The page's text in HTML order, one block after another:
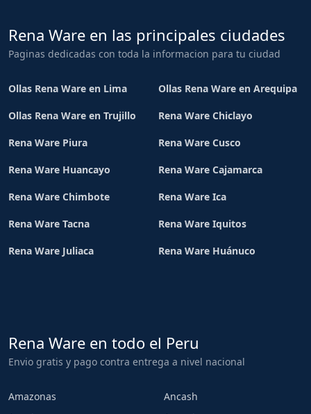
Rena Ware en las principales ciudades
Paginas dedicadas con toda la informacion para tu ciudad
Ollas Rena Ware en Lima Ollas Rena Ware en Arequipa
Ollas Rena Ware en Trujillo Rena Ware Chiclayo
Rena Ware Piura Rena Ware Cusco
Rena Ware Huancayo Rena Ware Cajamarca
Rena Ware Chimbote Rena Ware Ica
Rena Ware Tacna Rena Ware Iquitos
Rena Ware Juliaca Rena Ware Huánuco
Rena Ware en todo el Peru
Envio gratis y pago contra entrega a nivel nacional
Amazonas
Ancash